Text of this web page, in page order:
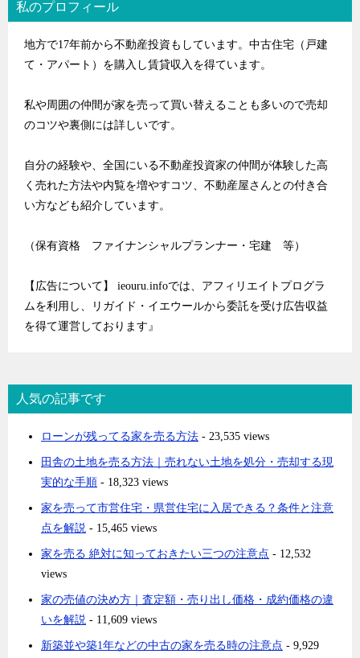
私のプロフィール
地方で17年前から不動産投資もしています。中古住宅（戸建
て・アパート）を購入し賃貸収入を得ています。
私や周囲の仲間が家を売って買い替えることも多いので売却
のコツや裏側には詳しいです。
自分の経験や、全国にいる不動産投資家の仲間が体験した高
く売れた方法や内覧を増やすコツ、不動産屋さんとの付き合
い方なども紹介しています。
（保有資格 ファイナンシャルプランナー・宅建 等）
【広告について】 ieouru.infoでは、アフィリエイトプログラ
ムを利用し、リガイド・イエウールから委託を受け広告収益
を得て運営しております』
人気の記事です
ローンが残ってる家を売る方法 - 23,535 views
田舎の土地を売る方法｜売れない土地を処分・売却する現
実的な手順 - 18,323 views
家を売って市営住宅・県営住宅に入居できる？条件と注意
点を解説 - 15,465 views
家を売る 絶対に知っておきたい三つの注意点 - 12,532
views
家の売値の決め方｜査定額・売り出し価格・成約価格の違
いを解説 - 11,609 views
新築並や築1年などの中古の家を売る時の注意点 - 9,929